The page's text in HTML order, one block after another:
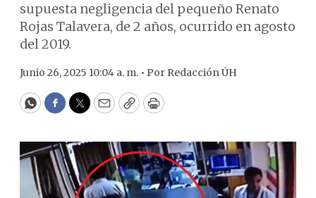
supuesta negligencia del pequeño Renato
Rojas Talavera, de 2 años, ocurrido en agosto
del 2019.
Junio 26, 2025 10:04 a. m. • Por Redacción ÚH
WhatsApp
Facebook
Twitter
EmailCopyPrint